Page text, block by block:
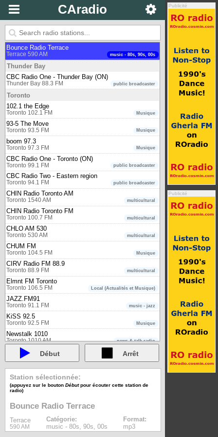
CAradio Publicité
Publicité
Sydney
CBC Radio One - Cape Breton (NS)
public broadcaster
Sydney 92.1 FM
Terrace
Bounce Radio Terrace
music - 80s, 90s, 00s
Terrace 590 AM
Thunder Bay
CBC Radio One - Thunder Bay (ON)
public broadcaster
Thunder Bay 88.3 FM
Toronto
102.1 the Edge
Musique
Toronto 102.1 FM
93-5 The Move
Musique
Toronto 93.5 FM
boom 97.3
Musique
Toronto 97.3 FM
CBC Radio One - Toronto (ON)
public broadcaster
Toronto 99.1 FM
CBC Radio Two - Eastern region
public broadcaster
Toronto 94.1 FM
CHIN Radio Toronto AM
multicultural
Toronto 1540 AM
CHIN Radio Toronto FM
multicultural
Toronto 100.7 FM
CHLO AM 530
multicultural
Toronto 530 AM
CHUM FM
Musique
Toronto 104.5 FM
CIRV Radio FM 88.9
multicultural
Toronto 88.9 FM
Elmnt FM Toronto
Local (Actualités et Musique)
Toronto 106.5 FM
JAZZ.FM91
music - jazz
Toronto 91.1 FM
KiSS 92.5
Musique
Toronto 92.5 FM
Newstalk 1010
news & talk radio
Toronto 1010 AM
Radio-Canada Première - Toronto (ON)
Toronto 860 AM
Talk Radio AM640
Toronto 640 AM
Virgin Radio 99.9 FM
Toronto 99.9 FM
Zoomer Radio
Toronto 96.7 FM
Trois-Rivières
Radio-Canada Première - Trois-Rivières (QC)
Début Arrêt
Station sélectionnée:
(appuyez sur le boutonDébutpour écouter cette station de
radio)
Bounce Radio Terrace
Terrace
590 AM
Catégorie:
music - 80s, 90s, 00s
Format:
mp3